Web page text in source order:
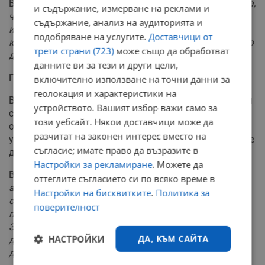
Валентин Манасиевски:
"Въпреки че София ясно казва,
че конституционните изменения не са последното
искане, Филипче би включил и българите в
конституцията още утре, за да могат след това отново
да ни блокират."
Политически последствия
ВМРО-ДПМНЕ определи поведението на политическия
си опонент като опит за спасяване на кариерата чрез
обслужване на чужди интереси. Според
управляващите, ръководителят на социалдемократите
действа под външен натиск.
Валентин Манасиевски:"Филипче, пръв
антимакедонец, ще направи всичко, за да навреди на
страната си, защото е изнудван от група български
политици заради престъпленията си, извършени със
Зоран Заев. За щастие на гражданите, Филипче няма
да може да изпълни желанията си, защото няма да
дойде на власт."
и съдържание, измерване на реклами и
съдържание, анализ на аудиторията и
подобряване на услугите.Доставчици от
трети страни (723)може също да обработват
данните ви за тези и други цели,
включително използване на точни данни за
геолокация и характеристики на
устройството. Вашият избор важи само за
този уебсайт. Някои доставчици може да
разчитат на законен интерес вместо на
съгласие; имате право да възразите в
Настройки за рекламиране. Можете да
оттеглите съгласието си по всяко време в
Настройки на бисквитките. Политика за
поверителност
ДА, КЪМ САЙТА
НАСТРОЙКИ